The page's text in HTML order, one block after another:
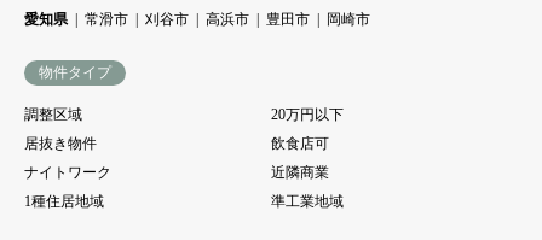
愛知県 常滑市 刈谷市 高浜市 豊田市 岡崎市
物件タイプ
調整区域
20万円以下
居抜き物件
飲食店可
ナイトワーク
近隣商業
1種住居地域
準工業地域